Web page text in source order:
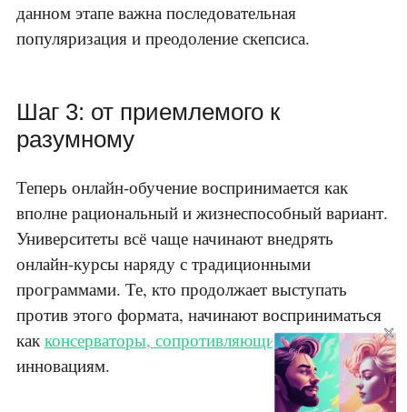
данном этапе важна последовательная
популяризация и преодоление скепсиса.
Шаг 3: от приемлемого к
разумному
Теперь онлайн-обучение воспринимается как
вполне рациональный и жизнеспособный вариант.
Университеты всё чаще начинают внедрять
онлайн-курсы наряду с традиционными
программами. Те, кто продолжает выступать
против этого формата, начинают восприниматься
какконсерваторы, сопротивляющиеся
инновациям.
×